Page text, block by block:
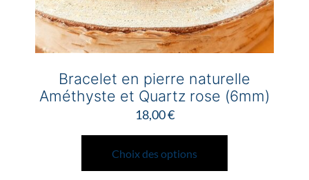
Bracelet en pierre naturelle
Améthyste et Quartz rose (6mm)
18,00€
Choix des options
Ce
a